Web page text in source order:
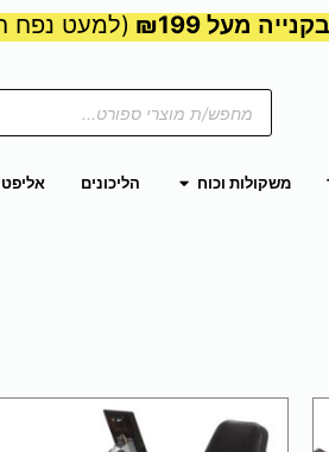
מעל ₪199 (למעט נפח חריג)
Products
search
משקולות וכוח פתח משקולות וכוח
הליכונים